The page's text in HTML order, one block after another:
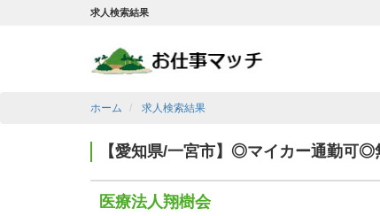
求人検索結果
ホーム 求人検索結果
【愛知県/一宮市】◎マイカー通勤可
医療法人翔樹会